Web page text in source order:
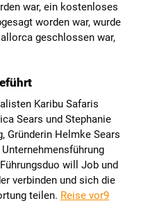
war, ein kostenloses
worden war, wurde
geschlossen war,
Karibu Safaris
Sears und Stephanie
Gründerin Helmke Sears
will Job und
verbinden und sich die
teilen. Reise vor9